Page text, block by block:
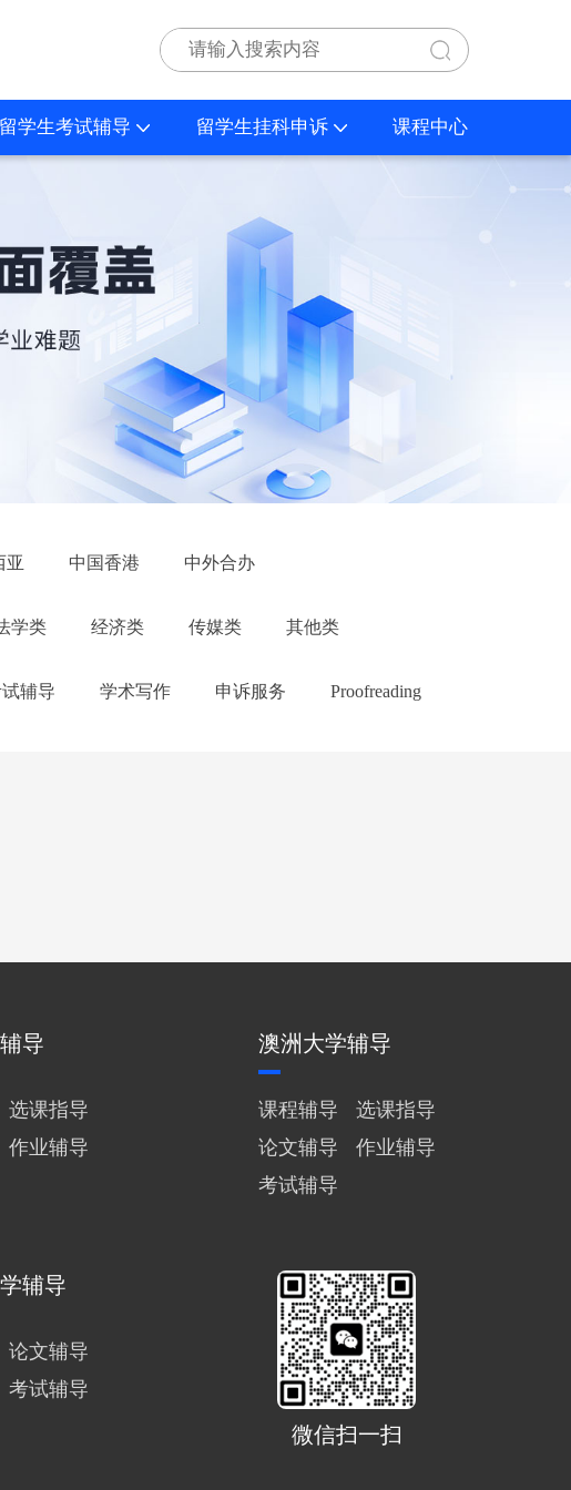
留学生考试辅导 留学生挂科申诉 课程中心
亚 中国香港 中外合办
学类 经济类 传媒类 其他类
辅导 学术写作 申诉服务 Proofreading
导
选课指导
作业辅导
澳洲大学辅导
课程辅导
选课指导
论文辅导
作业辅导
考试辅导
辅导
论文辅导
考试辅导
微信扫一扫